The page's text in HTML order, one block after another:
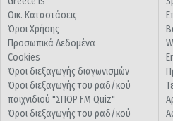
Οικ. Καταστάσεις
Όροι Χρήσης
Προσωπικά Δεδομένα
Cookies
Όροι διεξαγωγής διαγωνισμών
Όροι διεξαγωγής του ραδ/κού
παιχνιδιού "ΣΠΟΡ FM Quiz"
Όροι διεξαγωγής του ραδ/κού